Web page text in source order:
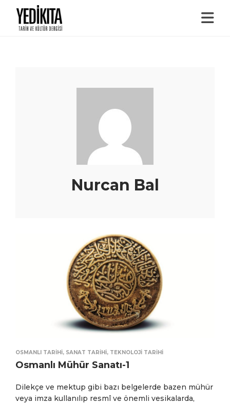
Nurcan Bal
OSMANLI TARIHI, SANAT TARIHI, TEKNOLOJI TARIHI
Osmanlı Mühür Sanatı-1
Dilekçe ve mektup gibi bazı belgelerde bazen mühür
veya imza kullanılıp resmî ve önemli vesikalarda,